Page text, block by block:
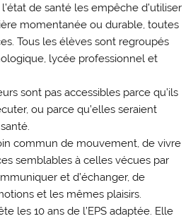
de santé les empêche d’utiliser
momentanée ou durable, toutes
Tous les élèves sont regroupés
lycée professionnel et
sont pas accessibles parce qu’ils
ou parce qu’elles seraient
commun de mouvement, de vivre
semblables à celles vécues par
et d’échanger, de
et les mêmes plaisirs.
les 10 ans de l’EPS adaptée. Elle